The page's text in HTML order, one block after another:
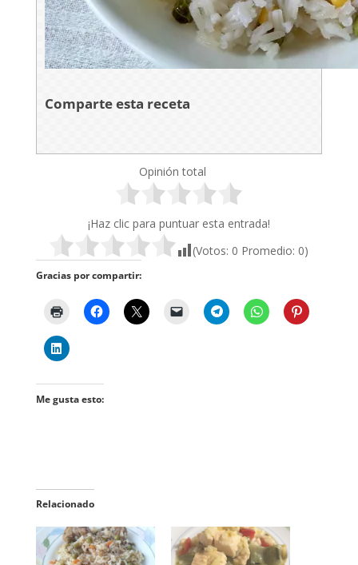
Comparte esta receta
Opinión total
¡Haz clic para puntuar esta entrada!
(Votos: 0 Promedio: 0)
Gracias por compartir:
Me gusta esto:
Relacionado